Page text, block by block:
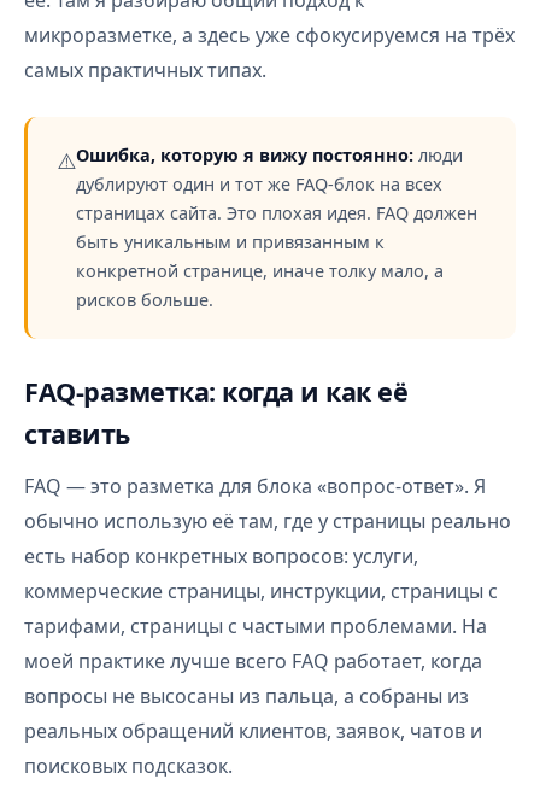
микроразметке, а здесь уже сфокусируемся на трёх
самых практичных типах.
⚠️Ошибка, которую я вижу постоянно: люди
дублируют один и тот же FAQ-блок на всех
страницах сайта. Это плохая идея. FAQ должен
быть уникальным и привязанным к
конкретной странице, иначе толку мало, а
рисков больше.
FAQ-разметка: когда и как её
ставить
FAQ — это разметка для блока «вопрос-ответ». Я
обычно использую её там, где у страницы реально
есть набор конкретных вопросов: услуги,
коммерческие страницы, инструкции, страницы с
тарифами, страницы с частыми проблемами. На
моей практике лучше всего FAQ работает, когда
вопросы не высосаны из пальца, а собраны из
реальных обращений клиентов, заявок, чатов и
поисковых подсказок.